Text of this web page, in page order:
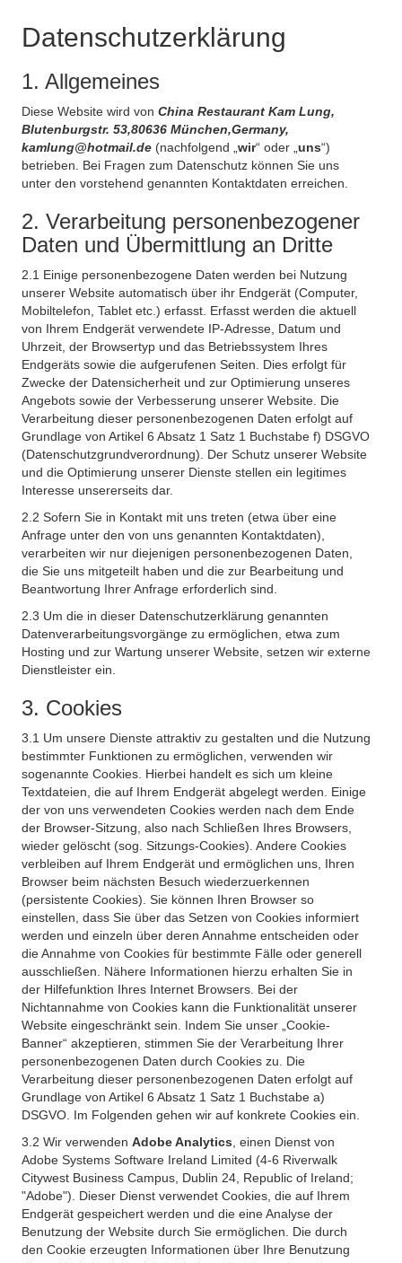
Datenschutzerklärung
1. Allgemeines
Diese Website wird von China Restaurant Kam Lung,
Blutenburgstr. 53,80636 München,Germany,
kamlung@hotmail.de (nachfolgend „ wir“ oder „ uns“)
betrieben. Bei Fragen zum Datenschutz können Sie uns
unter den vorstehend genannten Kontaktdaten erreichen.
2. Verarbeitung personenbezogener
Daten und Übermittlung an Dritte
2.1 Einige personenbezogene Daten werden bei Nutzung
unserer Website automatisch über ihr Endgerät (Computer,
Mobiltelefon, Tablet etc.) erfasst. Erfasst werden die aktuell
von Ihrem Endgerät verwendete IP-Adresse, Datum und
Uhrzeit, der Browsertyp und das Betriebssystem Ihres
Endgeräts sowie die aufgerufenen Seiten. Dies erfolgt für
Zwecke der Datensicherheit und zur Optimierung unseres
Angebots sowie der Verbesserung unserer Website. Die
Verarbeitung dieser personenbezogenen Daten erfolgt auf
Grundlage von Artikel 6 Absatz 1 Satz 1 Buchstabe f) DSGVO
(Datenschutzgrundverordnung). Der Schutz unserer Website
und die Optimierung unserer Dienste stellen ein legitimes
Interesse unsererseits dar.
2.2 Sofern Sie in Kontakt mit uns treten (etwa über eine
Anfrage unter den von uns genannten Kontaktdaten),
verarbeiten wir nur diejenigen personenbezogenen Daten,
die Sie uns mitgeteilt haben und die zur Bearbeitung und
Beantwortung Ihrer Anfrage erforderlich sind.
2.3 Um die in dieser Datenschutzerklärung genannten
Datenverarbeitungsvorgänge zu ermöglichen, etwa zum
Hosting und zur Wartung unserer Website, setzen wir externe
Dienstleister ein.
3. Cookies
3.1 Um unsere Dienste attraktiv zu gestalten und die Nutzung
bestimmter Funktionen zu ermöglichen, verwenden wir
sogenannte Cookies. Hierbei handelt es sich um kleine
Textdateien, die auf Ihrem Endgerät abgelegt werden. Einige
der von uns verwendeten Cookies werden nach dem Ende
der Browser-Sitzung, also nach Schließen Ihres Browsers,
wieder gelöscht (sog. Sitzungs-Cookies). Andere Cookies
verbleiben auf Ihrem Endgerät und ermöglichen uns, Ihren
Browser beim nächsten Besuch wiederzuerkennen
(persistente Cookies). Sie können Ihren Browser so
einstellen, dass Sie über das Setzen von Cookies informiert
werden und einzeln über deren Annahme entscheiden oder
die Annahme von Cookies für bestimmte Fälle oder generell
ausschließen. Nähere Informationen hierzu erhalten Sie in
der Hilfefunktion Ihres Internet Browsers. Bei der
Nichtannahme von Cookies kann die Funktionalität unserer
Website eingeschränkt sein. Indem Sie unser „Cookie-
Banner“ akzeptieren, stimmen Sie der Verarbeitung Ihrer
personenbezogenen Daten durch Cookies zu. Die
Verarbeitung dieser personenbezogenen Daten erfolgt auf
Grundlage von Artikel 6 Absatz 1 Satz 1 Buchstabe a)
DSGVO. Im Folgenden gehen wir auf konkrete Cookies ein.
3.2 Wir verwenden Adobe Analytics , einen Dienst von
Adobe Systems Software Ireland Limited (4-6 Riverwalk
Citywest Business Campus, Dublin 24, Republic of Ireland;
"Adobe"). Dieser Dienst verwendet Cookies, die auf Ihrem
Endgerät gespeichert werden und die eine Analyse der
Benutzung der Website durch Sie ermöglichen. Die durch
den Cookie erzeugten Informationen über Ihre Benutzung